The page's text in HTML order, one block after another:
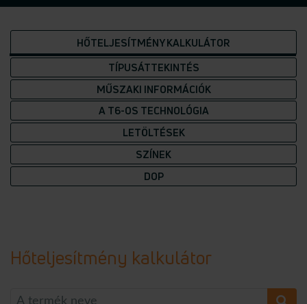
HŐTELJESÍTMÉNY KALKULÁTOR
TÍPUSÁTTEKINTÉS
MŰSZAKI INFORMÁCIÓK
A T6-OS TECHNOLÓGIA
LETÖLTÉSEK
SZÍNEK
DOP
Hőteljesítmény kalkulátor